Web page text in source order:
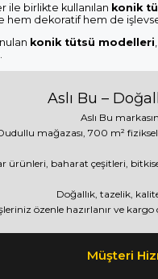
ile birlikte kullanılan konik
hem dekoratif hem de
konik tütsü modelleri
Aslı Bu –
Aslı Bu
mağazası, 700 m²
ürünleri, baharat çeşitleri,
Doğallık, tazelik,
özenle hazırlanır ve
Müşteri